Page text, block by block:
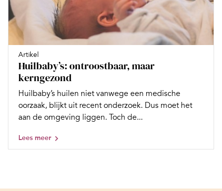
Artikel
Huilbaby’s: ontroostbaar, maar
kerngezond
Huilbaby’s huilen niet vanwege een medische
oorzaak, blijkt uit recent onderzoek. Dus moet het
aan de omgeving liggen. Toch de...
Lees meer